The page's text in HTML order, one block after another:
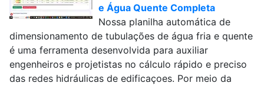
e Água Quente Completa
Nossa planilha automática de
dimensionamento de tubulações de água fria e quente
é uma ferramenta desenvolvida para auxiliar
engenheiros e projetistas no cálculo rápido e preciso
das redes hidráulicas de edificaçoes. Por meio da